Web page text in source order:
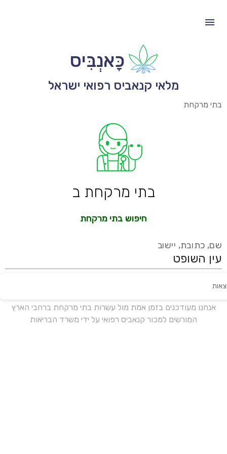
כָּאנְבִּיס
מלאי קנאביס רפואי ישראל
בתי מרקחת
בתי מרקחת ב
חיפוש בתי מרקחת
שם, כתובת, יישוב
אנחנו מעודכנים בזמן אמת מול עשרות בתי מרקחת ברחבי הארץ
המורשים למכור קנאביס רפואי על ידי משרד הבריאות